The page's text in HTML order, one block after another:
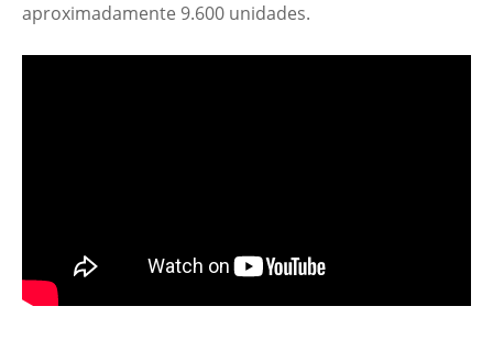
aproximadamente 9.600 unidades.